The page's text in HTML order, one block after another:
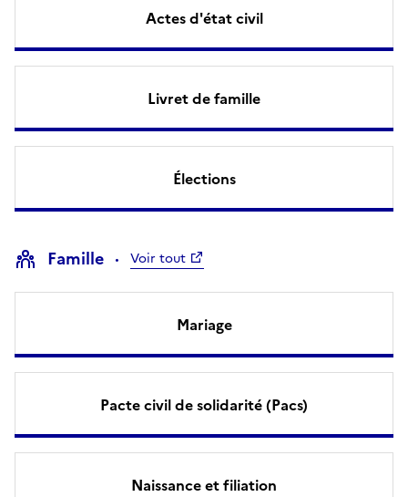
Actes d'état civil
Livret de famille
Élections
Famille Voir tout
Mariage
Pacte civil de solidarité (Pacs)
Naissance et filiation